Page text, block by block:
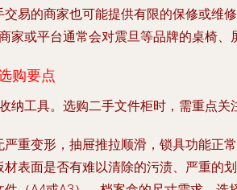
交易的商家也可能提供有限的保修或维
家或平台通常会对震旦等品牌的桌椅
购要点
纳工具。选购二手文件柜时，需重点关
严重变形，抽屉推拉顺滑，锁具功能正
材表面是否有难以清除的污渍、严重的